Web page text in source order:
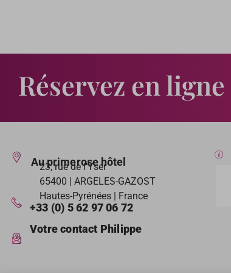
Réservez en ligne
Au primerose hôtel
23, rue de l’Yser
65400 | ARGELES-GAZOST
Hautes-Pyrénées | France
+33 (0) 5 62 97 06 72
Votre contact Philippe